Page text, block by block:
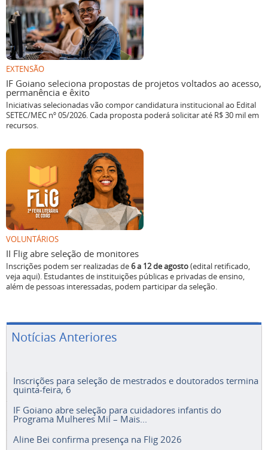
EXTENSÃO
IF Goiano seleciona propostas de projetos voltados ao acesso,
permanência e êxito
Iniciativas selecionadas vão compor candidatura institucional ao Edital
SETEC/MEC nº 05/2026. Cada proposta poderá solicitar até R$ 30 mil em
recursos.
VOLUNTÁRIOS
II Flig abre seleção de monitores
Inscrições podem ser realizadas de6 a 12 de agosto(edital retificado,
veja aqui). Estudantes de instituições públicas e privadas de ensino,
além de pessoas interessadas, podem participar da seleção.
Notícias Anteriores
Inscrições para seleção de mestrados e doutorados termina
quinta-feira, 6
IF Goiano abre seleção para cuidadores infantis do
Programa Mulheres Mil – Mais...
Aline Bei confirma presença na Flig 2026